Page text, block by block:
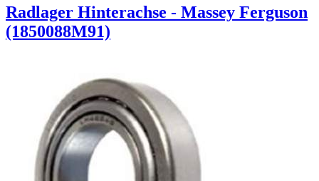
Radlager Hinterachse - Massey Ferguson
(1850088M91)